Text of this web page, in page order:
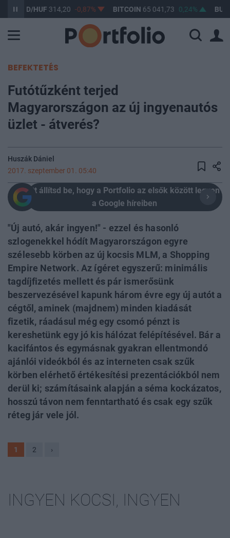
HUF 314,20 -0,87% BITCOIN65 041,73 0,24% BUX148
BEFEKTETÉS
Futótűzként terjed
Magyarországon az új ingyenautós
üzlet - átverés?
Huszák Dániel
2017. szeptember 01. 05:40
Itt állítsd be, hogy a Portfolio az elsők között legyen
a Google híreiben
"Új autó, akár ingyen!" - ezzel és hasonló
szlogenekkel hódít Magyarországon egyre
szélesebb körben az új kocsis MLM, a Shopping
Empire Network. Az ígéret egyszerű: minimális
tagdíjfizetés mellett és pár ismerősünk
beszervezésével kapunk három évre egy új autót a
cégtől, aminek (majdnem) minden kiadását
fizetik, ráadásul még egy csomó pénzt is
kereshetünk egy jó kis hálózat felépítésével. Bár a
kacifántos és egymásnak gyakran ellentmondó
ajánlói videókból és az interneten csak szűk
körben elérhető értékesítési prezentációkból nem
derül ki; számításaink alapján a séma kockázatos,
hosszú távon nem fenntartható és csak egy szűk
réteg jár vele jól.
1 2 ›
INGYEN KOCSI, INGYEN